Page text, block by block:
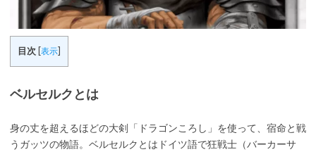
目次 表示
ベルセルクとは
身の丈を超えるほどの大剣「ドラゴンころし」を使って、宿命と戦
うガッツの物語。ベルセルクとはドイツ語で狂戦士（バーカーサ